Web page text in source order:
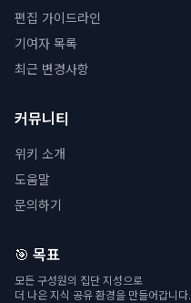
편집 가이드라인
기여자 목록
최근 변경사항
커뮤니티
위키 소개
도움말
문의하기
🎯 목표
모든 구성원의 집단 지성으로
더 나은 지식 공유 환경을 만들어갑니다.